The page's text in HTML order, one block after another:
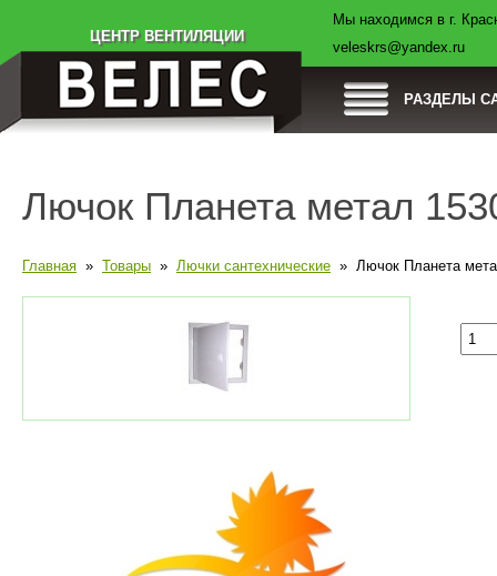
ЦЕНТР ВЕНТИЛЯЦИИ
Мы находимся в г.
veleskrs@yandex.ru
РАЗДЕЛЫ
Доставка
Лючок Планета метал
Главная » Товары » Лючки сантехнические » Лючок Планета